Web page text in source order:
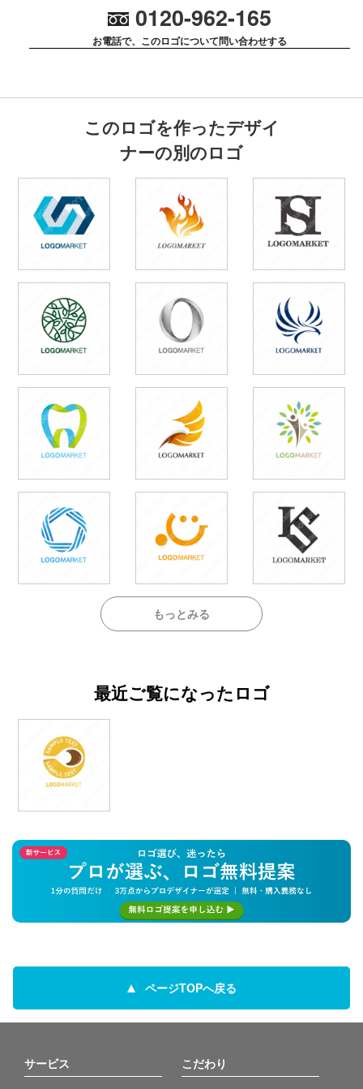
0120-962-165
お電話で、このロゴについて問い合わせする
このロゴを作ったデザイ
ナーの別のロゴ
もっとみる
最近ご覧になったロゴ
ページTOPへ戻る
サービス こだわり